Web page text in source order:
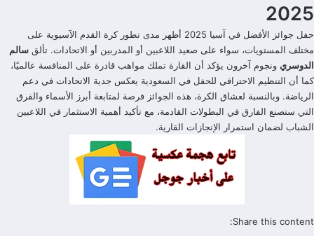
2025
حفل جوائز الأفضل في آسيا 2025 أظهر مدى تطور كرة القدم الآسيوية على
مختلف المستويات، سواء على صعيد اللاعبين أو المدربين أو الاتحادات. تألق سالم
الدوسري ونجوم آخرون يؤكد أن القارة تملك مواهب قادرة على المنافسة عالميًا،
كما أن التنظيم الاحترافي للحفل في السعودية يعكس جدية الاتحادات في دعم
الرياضة. وبالنسبة لعشاق الكرة، هذه الجوائز فرصة لمتابعة أبرز الأسماء والفرق
التي ستصنع الفارق في البطولات القادمة، مع تأكيد أهمية الاستثمار في اللاعبين
الشباب لضمان استمرار الإنجازات القارية.
Share this content: